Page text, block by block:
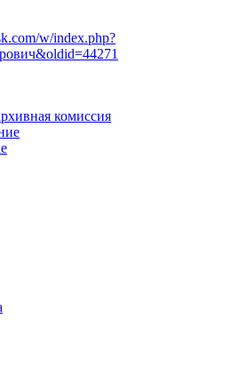
w/index.php?
комиссия